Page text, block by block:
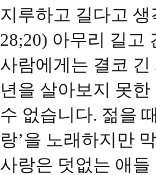
지루하고 길다고
28;20) 아무리 길고
사람에게는 결코
년을 살아보지 못
수 없습니다. 젊을
랑’을 노래하지만
사랑은 덧없는 애